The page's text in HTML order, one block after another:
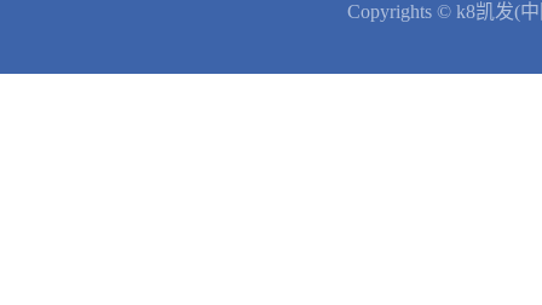
Copyrights © k8凯发(